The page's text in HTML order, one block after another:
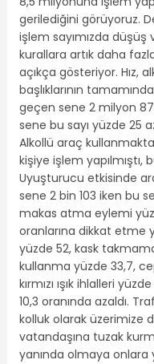
gerilediğini görüyoruz.
işlem sayımızda düşüş
kurallara artık daha
açıkça gösteriyor. Hız,
başlıklarının
geçen sene 2 milyon
sene bu sayı yüzde 25
Alkollü araç
kişiye işlem yapılmıştı,
Uyuşturucu etkisinde
sene 2 bin 103 iken bu
makas atma eylemi
oranlarına dikkat etme
yüzde 52, kask
kullanma yüzde 33,7,
kırmızı ışık ihlalleri
10,3 oranında azaldı.
kolluk olarak üzerimize
vatandaşına tuzak
yanında olmaya